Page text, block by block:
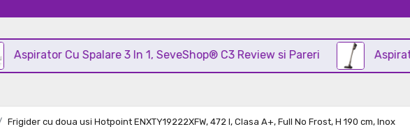
Cu Spalare 3 In 1, SeveShop® C3 Review si Pareri Aspirator
Frigider cu doua usi Hotpoint ENXTY19222XFW, 472 l, Clasa A+, Full No Frost, H 190 cm, Inox